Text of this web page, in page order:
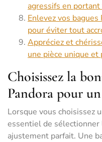
agressifs en
Enlevez vos
pour éviter tout
Appréciez et
une pièce unique et
Choisissez la
Pandora pour
Lorsque vous choisissez
essentiel de
ajustement parfait. Une